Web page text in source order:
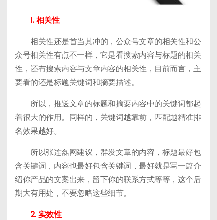
1. 相关性
相关性还是首当其冲的，公众号文章的相关性和公
众号相关性有点不一样，它是看搜索内容与标题的相关
性，还有搜索内容与文章内容的相关性，目前而言，主
要看的还是标题关键词和摘要描述。
所以，推送文章的标题和摘要内容中的关键词都起
着很大的作用。同样的，关键词越靠前，匹配越精准排
名效果越好。
所以张连磊网建议，群发文章的内容，标题最好包
含关键词，内容也最好包含关键词，最好就是写一篇介
绍你产品的文案出来，留下你的联系方式等等，这个后
期大有用处，不要忽略这些细节。
2. 实效性